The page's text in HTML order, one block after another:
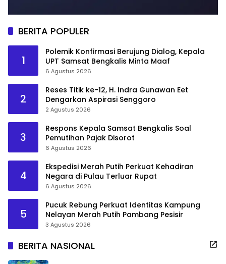
BERITA POPULER
1
Polemik Konfirmasi Berujung Dialog, Kepala
UPT Samsat Bengkalis Minta Maaf
6 Agustus 2026
2
Reses Titik ke-12, H. Indra Gunawan Eet
Dengarkan Aspirasi Senggoro
2 Agustus 2026
3
Respons Kepala Samsat Bengkalis Soal
Pemutihan Pajak Disorot
6 Agustus 2026
4
Ekspedisi Merah Putih Perkuat Kehadiran
Negara di Pulau Terluar Rupat
6 Agustus 2026
5
Pucuk Rebung Perkuat Identitas Kampung
Nelayan Merah Putih Pambang Pesisir
3 Agustus 2026
BERITA NASIONAL